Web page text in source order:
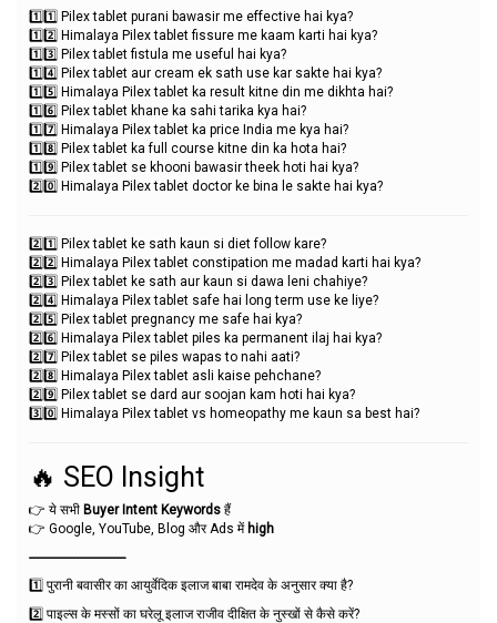
1️⃣1️⃣ Pilex tablet purani bawasir me effective hai kya?
1️⃣2️⃣ Himalaya Pilex tablet fissure me kaam karti hai kya?
1️⃣3️⃣ Pilex tablet fistula me useful hai kya?
1️⃣4️⃣ Pilex tablet aur cream ek sath use kar sakte hai kya?
1️⃣5️⃣ Himalaya Pilex tablet ka result kitne din me dikhta hai?
1️⃣6️⃣ Pilex tablet khane ka sahi tarika kya hai?
1️⃣7️⃣ Himalaya Pilex tablet ka price India me kya hai?
1️⃣8️⃣ Pilex tablet ka full course kitne din ka hota hai?
1️⃣9️⃣ Pilex tablet se khooni bawasir theek hoti hai kya?
2️⃣0️⃣ Himalaya Pilex tablet doctor ke bina le sakte hai kya?
2️⃣1️⃣ Pilex tablet ke sath kaun si diet follow kare?
2️⃣2️⃣ Himalaya Pilex tablet constipation me madad karti hai kya?
2️⃣3️⃣ Pilex tablet ke sath aur kaun si dawa leni chahiye?
2️⃣4️⃣ Himalaya Pilex tablet safe hai long term use ke liye?
2️⃣5️⃣ Pilex tablet pregnancy me safe hai kya?
2️⃣6️⃣ Himalaya Pilex tablet piles ka permanent ilaj hai kya?
2️⃣7️⃣ Pilex tablet se piles wapas to nahi aati?
2️⃣8️⃣ Himalaya Pilex tablet asli kaise pehchane?
2️⃣9️⃣ Pilex tablet se dard aur soojan kam hoti hai kya?
3️⃣0️⃣ Himalaya Pilex tablet vs homeopathy me kaun sa best hai?
🔥 SEO Insight
👉 ये सभी Buyer Intent Keywords हैं
👉 Google, YouTube, Blog और Ads में high
-----------------------------
1️⃣ पुरानी बवासीर का आयुर्वेदिक इलाज बाबा रामदेव के अनुसार क्या है?
2️⃣ पाइल्स के मस्सों का घरेलू इलाज राजीव दीक्षित के नुस्खों से कैसे करें?